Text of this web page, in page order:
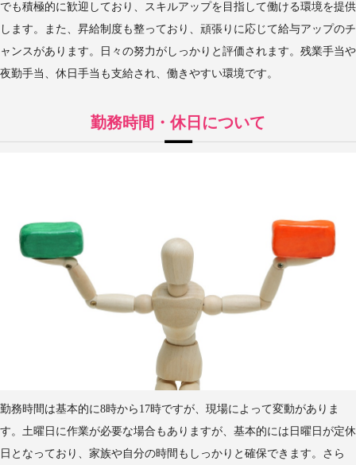
でも積極的に歓迎しており、スキルアップを目指して働ける環境を提供
します。また、昇給制度も整っており、頑張りに応じて給与アップのチ
ャンスがあります。日々の努力がしっかりと評価されます。残業手当や
夜勤手当、休日手当も支給され、働きやすい環境です。
勤務時間・休日について
勤務時間は基本的に8時から17時ですが、現場によって変動がありま
す。土曜日に作業が必要な場合もありますが、基本的には日曜日が定休
日となっており、家族や自分の時間もしっかりと確保できます。さら